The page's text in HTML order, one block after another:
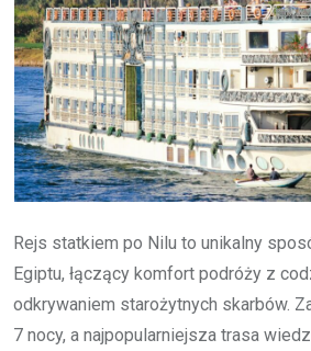
Rejs statkiem po Nilu to unikalny
Egiptu, łączący komfort podróży z
odkrywaniem starożytnych skarbów.
7 nocy, a najpopularniejsza trasa